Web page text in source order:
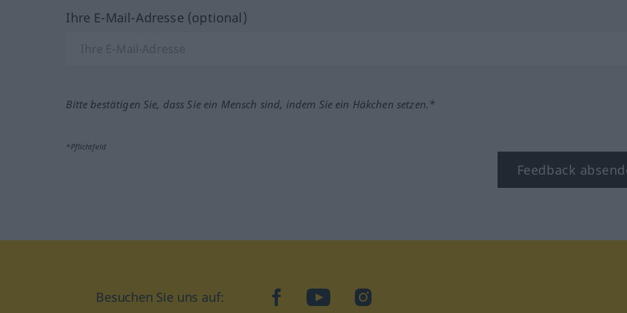
Ihre E-Mail-Adresse (optional)
Bitte bestätigen Sie, dass Sie ein Mensch sind, indem Sie ein Häkchen setzen.*
*Pflichtfeld
Feedback
Besuchen Sie uns auf: facebookYouTubeInstagram